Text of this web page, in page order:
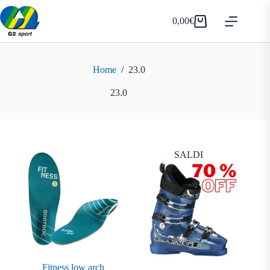
Salta
al
contenuto
Carrello
0,00€
Home / 23.0
23.0
Fitness low arch
SALDI